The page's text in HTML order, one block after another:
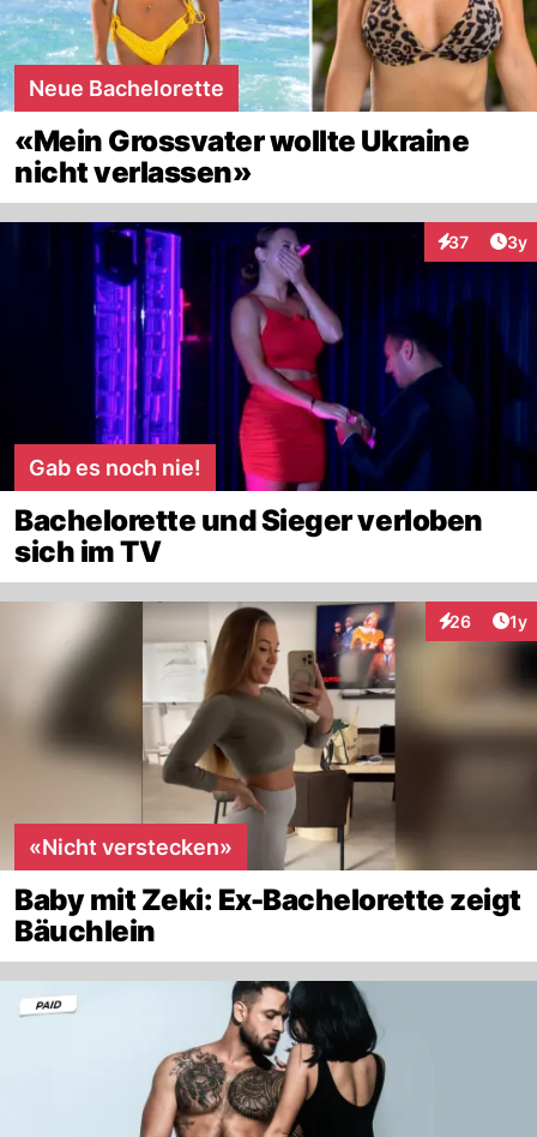
Neue Bachelorette
«Mein Grossvater wollte Ukraine
nicht verlassen»
37
Interaktionen
3y
Gab es noch nie!
Bachelorette und Sieger verloben
sich im TV
26 1y
«Nicht verstecken»
Baby mit Zeki: Ex-Bachelorette zeigt
Bäuchlein